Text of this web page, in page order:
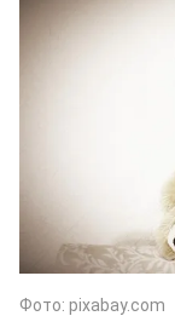
Фото: pixabay.com